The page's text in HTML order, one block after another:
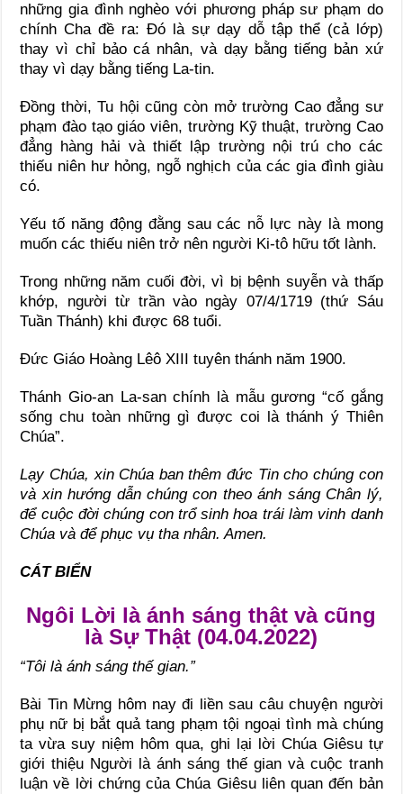
những gia đình nghèo với phương pháp sư phạm do
chính Cha đề ra: Đó là sự dạy dỗ tập thể (cả lớp)
thay vì chỉ bảo cá nhân, và dạy bằng tiếng bản xứ
thay vì dạy bằng tiếng La-tin.
Ðồng thời, Tu hội cũng còn mở trường Cao đẳng sư
phạm đào tạo giáo viên, trường Kỹ thuật, trường Cao
đẳng hàng hải và thiết lập trường nội trú cho các
thiếu niên hư hỏng, ngỗ nghịch của các gia đình giàu
có.
Yếu tố năng động đằng sau các nỗ lực này là mong
muốn các thiếu niên trở nên người Ki-tô hữu tốt lành.
Trong những năm cuối đời, vì bị bệnh suyễn và thấp
khớp, người từ trần vào ngày 07/4/1719 (thứ Sáu
Tuần Thánh) khi được 68 tuổi.
Ðức Giáo Hoàng Lêô XIII tuyên thánh năm 1900.
Thánh Gio-an La-san chính là mẫu gương “cố gắng
sống chu toàn những gì được coi là thánh ý Thiên
Chúa”.
Lạy Chúa, xin Chúa ban thêm đức Tin cho chúng con
và xin hướng dẫn chúng con theo ánh sáng Chân lý,
để cuộc đời chúng con trổ sinh hoa trái làm vinh danh
Chúa và để phục vụ tha nhân. Amen.
CÁT BIỂN
Ngôi Lời là ánh sáng thật và cũng
là Sự Thật (04.04.2022)
“Tôi là ánh sáng thế gian.”
Bài Tin Mừng hôm nay đi liền sau câu chuyện người
phụ nữ bị bắt quả tang phạm tội ngoại tình mà chúng
ta vừa suy niệm hôm qua, ghi lại lời Chúa Giêsu tự
giới thiệu Người là ánh sáng thế gian và cuộc tranh
luận về lời chứng của Chúa Giêsu liên quan đến bản